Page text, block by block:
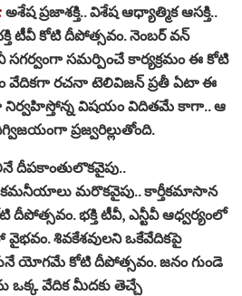
అశేష ప్రజాశక్తి.. విశేష ఆధ్యాత్మిక ఆసక్తి..
టీవీ కోటి దీపోత్సవం. నెంబర్ వన్
సగర్వంగా సమర్పించే కార్యక్రమం ఈ కోటి
వేదికగా రచనా టెలివిజన్‌ ప్రతీ ఏటా ఈ
నిర్వహిస్తోన్న విషయం విదితమే కాగా.. ఆ
ప్రజ్వరిల్లుతోంది.
దీపకాంతులొకవైపు..
కమనీయాలు మరొకవైపు.. కార్తీకమాసాన
భక్తి టీవీ, ఎన్టీవీ ఆధ్వర్యంలో
శివకేశవులని ఒకేవేదికపై
యోగమే కోటి దీపోత్సవం. జనం గుండె
ఒక్క వేదిక మీదకు తెచ్చే